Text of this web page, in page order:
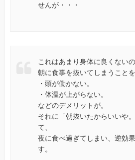
せんが・・・
これはあまり身体に良くない
朝に食事を抜いてしまうことを
・頭が働かない。
・体温が上がらない。
などのデメリットが。
それに「朝抜いたからいいや
て、
夜に食べ過ぎてしまい、逆効
す。